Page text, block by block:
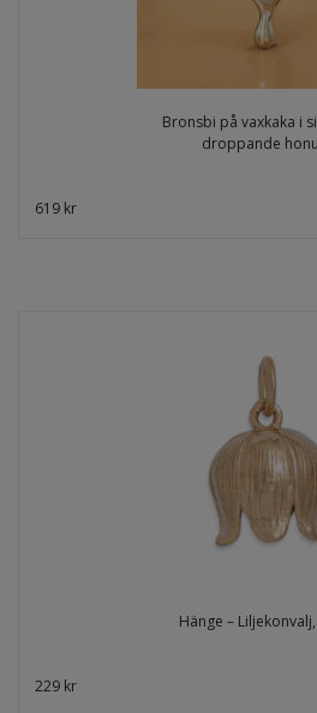
Bronsbi på vaxkaka i
droppande
619 kr
Hänge –
229 kr